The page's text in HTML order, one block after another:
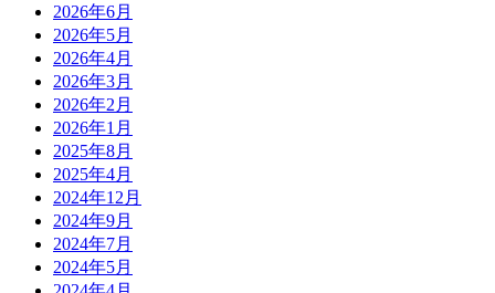
2026年6月
2026年5月
2026年4月
2026年3月
2026年2月
2026年1月
2025年8月
2025年4月
2024年12月
2024年9月
2024年7月
2024年5月